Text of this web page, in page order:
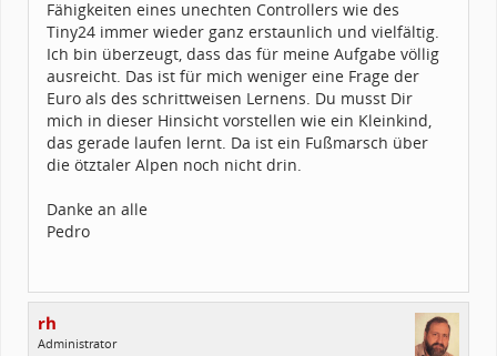
Fähigkeiten eines unechten Controllers wie des
Tiny24 immer wieder ganz erstaunlich und vielfältig.
Ich bin überzeugt, dass das für meine Aufgabe völlig
ausreicht. Das ist für mich weniger eine Frage der
Euro als des schrittweisen Lernens. Du musst Dir
mich in dieser Hinsicht vorstellen wie ein Kleinkind,
das gerade laufen lernt. Da ist ein Fußmarsch über
die ötztaler Alpen noch nicht drin.
Danke an alle
Pedro
rh
Administrator